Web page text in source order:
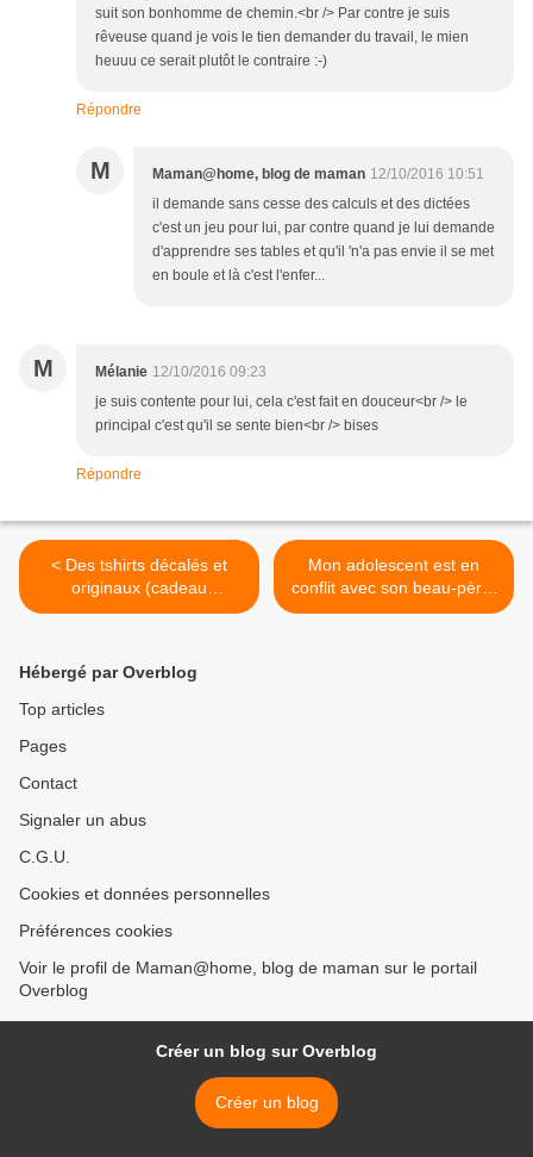
suit son bonhomme de chemin.<br /> Par contre je suis
rêveuse quand je vois le tien demander du travail, le mien
heuuu ce serait plutôt le contraire :-)
Répondre
M Maman@home, blog de maman 12/10/2016 10:51
il demande sans cesse des calculs et des dictées
c'est un jeu pour lui, par contre quand je lui demande
d'apprendre ses tables et qu'il 'n'a pas envie il se met
en boule et là c'est l'enfer...
M Mélanie 12/10/2016 09:23
je suis contente pour lui, cela c'est fait en douceur<br /> le
principal c'est qu'il se sente bien<br /> bises
Répondre
< Des tshirts décalés et
originaux (cadeau
inside)/La gagnante
Mon adolescent est en
conflit avec son beau-père.
>
Hébergé par Overblog
Top articles
Pages
Contact
Signaler un abus
C.G.U.
Cookies et données personnelles
Préférences cookies
Voir le profil de Maman@home, blog de maman sur le portail
Overblog
Créer un blog sur Overblog
Créer un blog